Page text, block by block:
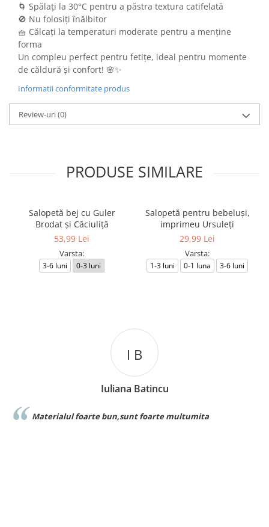
🌀 Spălați la 30°C pentru a păstra textura catifelată
🚫 Nu folosiți înălbitor
🧺 Călcați la temperaturi moderate pentru a menține
forma
Un compleu perfect pentru fetițe, ideal pentru momente
de căldură și confort! 🌸✨
Informatii conformitate produs
Review-uri(0)
PRODUSE SIMILARE
Salopetă bej cu Guler
Brodat și Căciuliță
53,99 Lei
Varsta:
3-6 luni 0-3 luni
Salopetă pentru bebeluși,
imprimeu Ursuleți
29,99 Lei
Varsta:
1-3 luni 0-1 luna 3-6 luni
foarte multumita Foarte buna calitate